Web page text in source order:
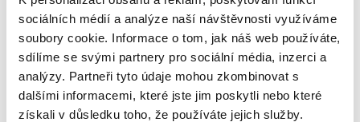
sociálních médií a analýze naší návštěvnosti využíváme
soubory cookie. Informace o tom, jak náš web používáte,
sdílíme se svými partnery pro sociální média, inzerci a
analýzy. Partneři tyto údaje mohou zkombinovat s
dalšími informacemi, které jste jim poskytli nebo které
získali v důsledku toho, že používáte jejich služby.
Od roku 2003 firmaZdeněk Černovský - PROCE
vypomáhá v Říčanech zhruba sedmi
veřeněprospěšným organizacím, které již nyní z větší